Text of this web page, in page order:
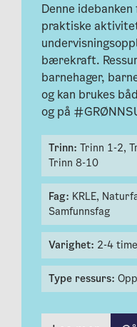
Denne
praktiske
bærekraft.
barnehager,
og kan brukes
og på
Trinn: Trinn 1-2,
Trinn 8-10
Fag: KRLE,
Samfunnsfag
Varighet: 2-4
Type ressurs: